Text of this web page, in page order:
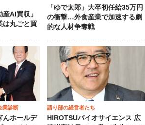
AI買収」
丸ごと買
「ゆで太郎」大卒初任給35万円
の衝撃…外食産業で加速する劇
的な人材争奪戦
業診断
んホールデ
語り部の経営者たち
HIROTSUバイオサイエンス 広